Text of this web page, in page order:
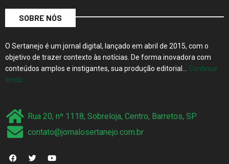
SOBRE NÓS
O Sertanejo é um jornal digital, lançado em abril de 2015, com o
objetivo de trazer contexto às notícias. De forma inovadora com
conteúdos amplos e instigantes, sua produção editorial… Continue
lendo…
Rua 20, nº 1118, Sobreloja, Centro, Barretos, SP
contato@jornalosertanejo.com.br